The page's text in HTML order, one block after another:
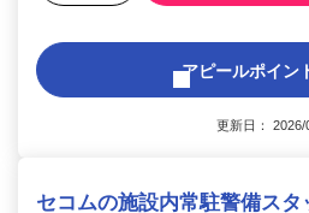
アピールポイン
更新日：
セコムの施設内常駐警備スタ